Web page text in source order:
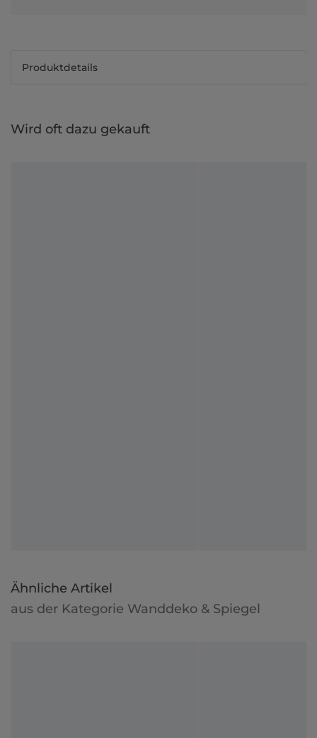
Produktdetails
Wird oft dazu gekauft
Ähnliche Artikel
aus der Kategorie Wanddeko & Spiegel